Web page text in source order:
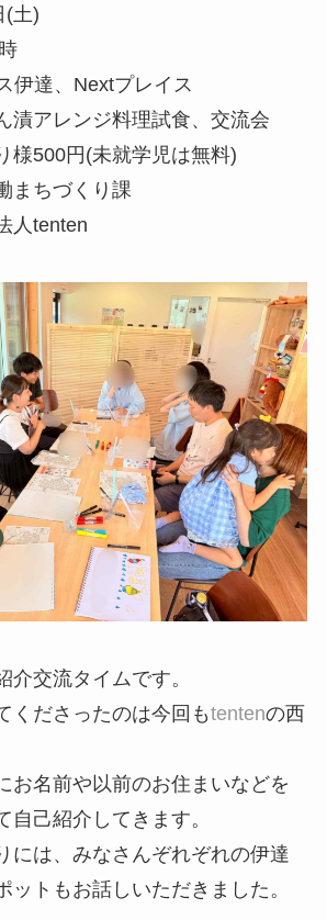
(土)
伊達、Nextプレイス
漬アレンジ料理試食、交流会
様500円(未就学児は無料)
まちづくり課
人tenten
介交流タイムです。
くださったのは今回もtentenの西
お名前や以前のお住まいなどを
自己紹介してきます。
には、みなさんぞれぞれの伊達
ットもお話しいただきました。